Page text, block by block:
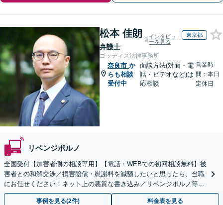
松本 佳朗
弁護士
インタビュ
ーを見る
東京都
ゴッディス法律事務所
奈良市 か
らも相談
受付中
面談方法(対面・電
話・ビデオなど)は
応相談
営業時
間：本日
定休日
リベンジポルノ
全国受付【加害者側の相談専用】【電話・WEBでの初回相談無料】被
害者との和解交渉／損害賠償・慰謝料を減額したいと思ったら、当職
にお任せください！ネット上の悪質な書き込み／リベンジポルノ等、
代表弁護士が最後まで対応【関東エリア以外の相談も可】
事例を見る(2件) 料金表を見る